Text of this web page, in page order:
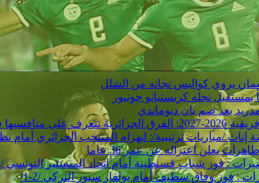
عن
بمستقبل نجله كريستيانو جونيور
التمهيديين
يعلن اعتزاله عن عمر 36 عاما
: فوز شباب قسنطينة أمام اتحاد المنستير التونسي /2-0/
: فوز وفاق سطيف أمام بولفار سبور التركي /2-1/